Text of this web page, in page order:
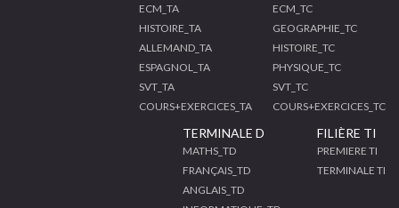
ECM_TA
HISTOIRE_TA
ALLEMAND_TA
ESPAGNOL_TA
SVT_TA
COURS+EXERCICES_TA
ECM_TC
GEOGRAPHIE_TC
HISTOIRE_TC
PHYSIQUE_TC
SVT_TC
COURS+EXERCICES_TC
TERMINALE D
MATHS_TD
FRANÇAIS_TD
ANGLAIS_TD
FILIÈRE TI
PREMIERE TI
TERMINALE TI